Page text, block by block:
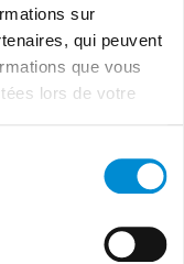
sur
qui peuvent
que vous
lors de votre
pour détecter la
physique et
êtes fumeur,
faire un bilan